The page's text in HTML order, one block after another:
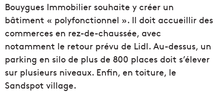
Bouygues Immobilier souhaite y créer un
bâtiment « polyfonctionnel ». Il doit accueillir des
commerces en rez-de-chaussée, avec
notamment le retour prévu de Lidl. Au-dessus, un
parking en silo de plus de 800 places doit s’élever
sur plusieurs niveaux. Enfin, en toiture, le
Sandspot village.